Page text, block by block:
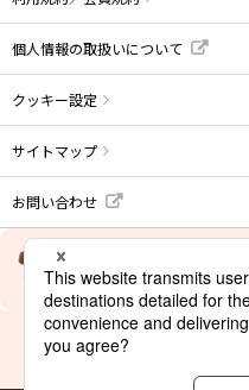
個人情報の取扱いについて
クッキー設定
サイトマップ
お問い合わせ
当サイトの文章・画像等の内